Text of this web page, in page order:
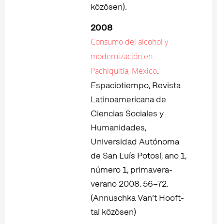
közösen).
2008
Consumo del alcohol y
modernización en
Pachiquitla, Mexico.
Espaciotiempo, Revista
Latinoamericana de
Ciencias Sociales y
Humanidades,
Universidad Autónoma
de San Luís Potosí, ano 1,
número 1, primavera-
verano 2008. 56–72.
(Annuschka Van’t Hooft-
tal közösen)